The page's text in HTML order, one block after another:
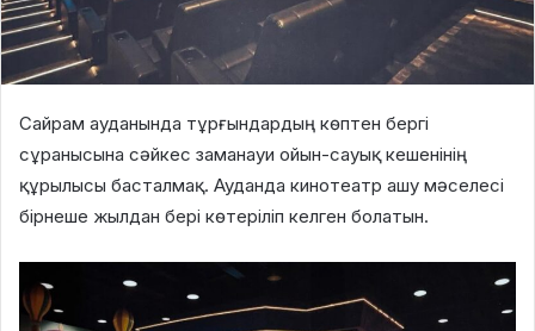
Сайрам ауданында тұрғындардың көптен бергі
сұранысына сәйкес заманауи ойын-сауық кешенінің
құрылысы басталмақ. Ауданда кинотеатр ашу мәселесі
бірнеше жылдан бері көтеріліп келген болатын.